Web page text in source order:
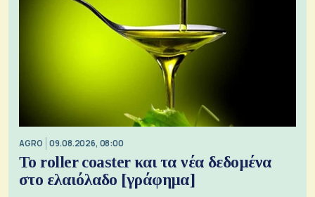
AGRO 09.08.2026, 08:00
Το roller coaster και τα νέα δεδομένα
στο ελαιόλαδο [γράφημα]